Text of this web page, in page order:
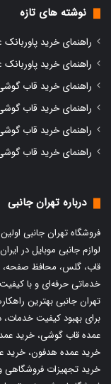
نوشته های تازه
راهنمای خرید
راهنمای خرید
راهنمای خرید قاب
راهنمای خرید قاب
راهنمای خرید قاب
راهنمای خرید قاب
درباره تهران جانبی
فروشگاه تهران جانبی
لوازم جانبی موبایلدر
قاب، گلس، محافظ صفحه،
خدماتی حرفه‌ای و با
تهران جانبی بهترین
برای بهبود کیفیت
عمده قاب گوشی، خرید
خرید عمده هدفون، خرید
خرید تجهیزات فروشگاهی